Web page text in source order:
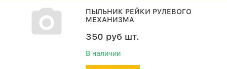
ПЫЛЬНИК РЕЙКИ РУЛЕВОГО
МЕХАНИЗМА
350 руб шт.
В наличии